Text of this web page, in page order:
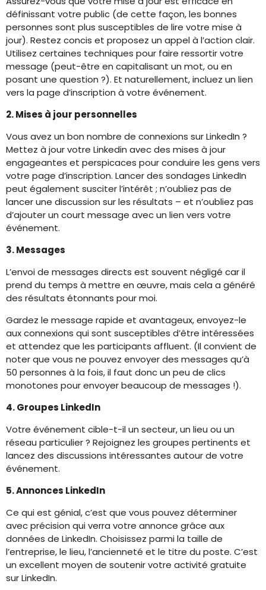
définissant votre public (de cette façon, les bonnes
personnes sont plus susceptibles de lire votre mise à
jour). Restez concis et proposez un appel à l’action clair.
Utilisez certaines techniques pour faire ressortir votre
message (peut-être en capitalisant un mot, ou en
posant une question ?). Et naturellement, incluez un lien
vers la page d’inscription à votre événement.
2. Mises à jour personnelles
Vous avez un bon nombre de connexions sur LinkedIn ?
Mettez à jour votre Linkedin avec des mises à jour
engageantes et perspicaces pour conduire les gens vers
votre page d’inscription. Lancer des sondages LinkedIn
peut également susciter l’intérêt ; n’oubliez pas de
lancer une discussion sur les résultats – et n’oubliez pas
d’ajouter un court message avec un lien vers votre
événement.
3. Messages
L’envoi de messages directs est souvent négligé car il
prend du temps à mettre en œuvre, mais cela a généré
des résultats étonnants pour moi.
Gardez le message rapide et avantageux, envoyez-le
aux connexions qui sont susceptibles d’être intéressées
et attendez que les participants affluent. (Il convient de
noter que vous ne pouvez envoyer des messages qu’à
50 personnes à la fois, il faut donc un peu de clics
monotones pour envoyer beaucoup de messages !).
4. Groupes LinkedIn
Votre événement cible-t-il un secteur, un lieu ou un
réseau particulier ? Rejoignez les groupes pertinents et
lancez des discussions intéressantes autour de votre
événement.
5. Annonces LinkedIn
Ce qui est génial, c’est que vous pouvez déterminer
avec précision qui verra votre annonce grâce aux
données de LinkedIn. Choisissez parmi la taille de
l’entreprise, le lieu, l’ancienneté et le titre du poste. C’est
un excellent moyen de soutenir votre activité gratuite
sur LinkedIn.